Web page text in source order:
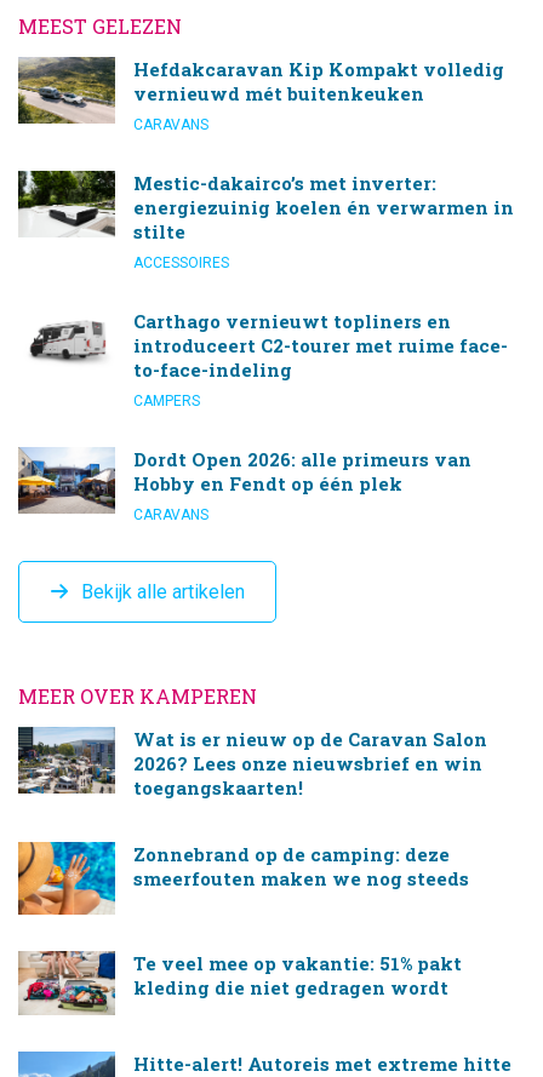
MEEST GELEZEN
Hefdakcaravan Kip Kompakt volledig
vernieuwd mét buitenkeuken
CARAVANS
Mestic-dakairco’s met inverter:
energiezuinig koelen én verwarmen in
stilte
ACCESSOIRES
Carthago vernieuwt topliners en
introduceert C2-tourer met ruime face-
to-face-indeling
CAMPERS
Dordt Open 2026: alle primeurs van
Hobby en Fendt op één plek
CARAVANS
Bekijk alle artikelen
MEER OVER KAMPEREN
Wat is er nieuw op de Caravan Salon
2026? Lees onze nieuwsbrief en win
toegangskaarten!
Zonnebrand op de camping: deze
smeerfouten maken we nog steeds
Te veel mee op vakantie: 51% pakt
kleding die niet gedragen wordt
Hitte-alert! Autoreis met extreme hitte